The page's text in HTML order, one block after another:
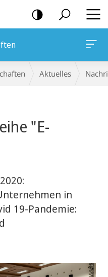
Aktuelles
"E-
in
19-Pandemie: